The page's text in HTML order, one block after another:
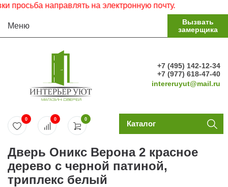
направлять на электронную почту.
Меню
Вызвать
замерщика
+7 (495) 142-12-34
+7 (977) 618-47-40
intereruyut@mail.ru
0
0 0 Каталог
Дверь Оникс Верона 2 красное
дерево с черной патиной,
триплекс белый